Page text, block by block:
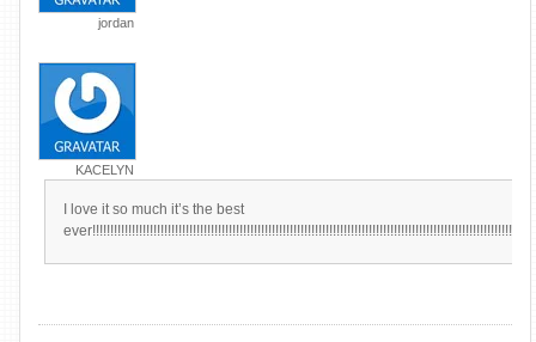
jordan
KACELYN
I love it so much it’s the best